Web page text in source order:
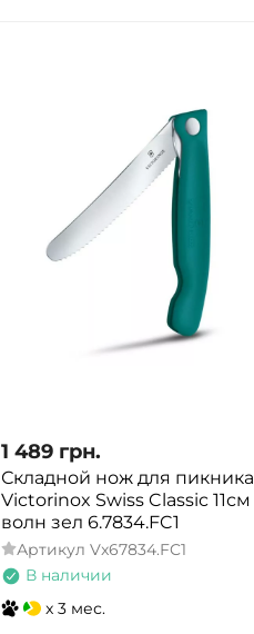
1 489 грн.
Складной нож для пикника
Victorinox Swiss Classic 11см
волн зел 6.7834.FC1
Артикул Vx67834.FC1
В наличии
x 3 мес.